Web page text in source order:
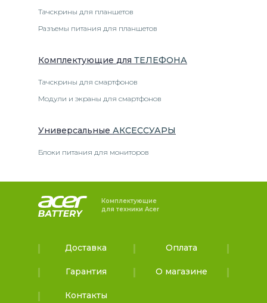
Тачскрины для планшетов
Разъемы питания для планшетов
Комплектующие для ТЕЛЕФОНА
Тачскрины для смартфонов
Модули и экраны для смартфонов
Универсальные АКСЕССУАРЫ
Блоки питания для мониторов
Комплектующие
для техники Acer
Доставка Оплата
Гарантия О магазине
Контакты